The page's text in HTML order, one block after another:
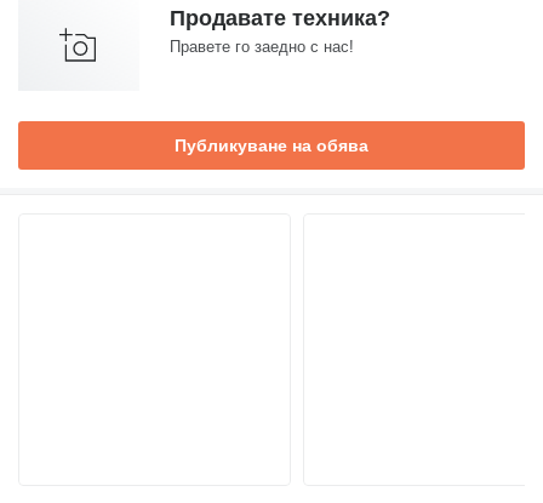
Продавате техника?
Правете го заедно с нас!
Публикуване на обява